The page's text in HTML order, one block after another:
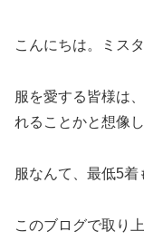
こんにちは。ミス
服を愛する皆様は
れることかと想像し
服なんて、最低5着
このブログで取り